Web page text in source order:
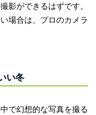
影ができるはずです。
場合は、プロのカメラ
い冬
で幻想的な写真を撮る